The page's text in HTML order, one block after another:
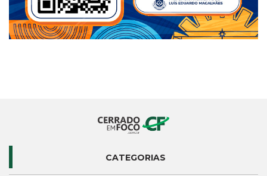
CATEGORIAS